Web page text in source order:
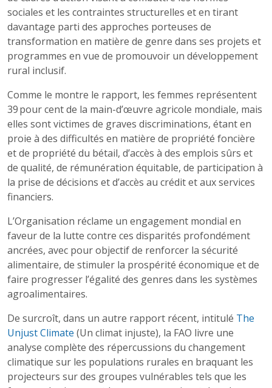
sociales et les contraintes structurelles et en tirant
davantage parti des approches porteuses de
transformation en matière de genre dans ses projets et
programmes en vue de promouvoir un développement
rural inclusif.
Comme le montre le rapport, les femmes représentent
39 pour cent de la main-d’œuvre agricole mondiale, mais
elles sont victimes de graves discriminations, étant en
proie à des difficultés en matière de propriété foncière
et de propriété du bétail, d’accès à des emplois sûrs et
de qualité, de rémunération équitable, de participation à
la prise de décisions et d’accès au crédit et aux services
financiers.
L’Organisation réclame un engagement mondial en
faveur de la lutte contre ces disparités profondément
ancrées, avec pour objectif de renforcer la sécurité
alimentaire, de stimuler la prospérité économique et de
faire progresser l’égalité des genres dans les systèmes
agroalimentaires.
De surcroît, dans un autre rapport récent, intitulé The
Unjust Climate (Un climat injuste), la FAO livre une
analyse complète des répercussions du changement
climatique sur les populations rurales en braquant les
projecteurs sur des groupes vulnérables tels que les